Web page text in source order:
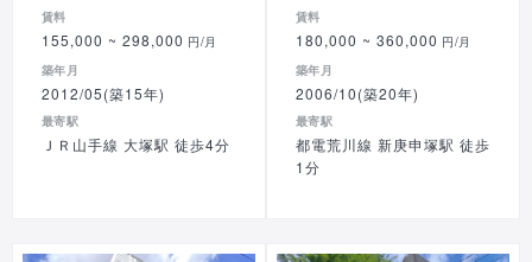
賃料
155,000 ~ 298,000 円/月
築年月
2012/05(築15年)
最寄駅
ＪＲ山手線 大塚駅 徒歩4分
賃料
180,000 ~ 360,000 円/月
築年月
2006/10(築20年)
最寄駅
都電荒川線 新庚申塚駅 徒歩
1分